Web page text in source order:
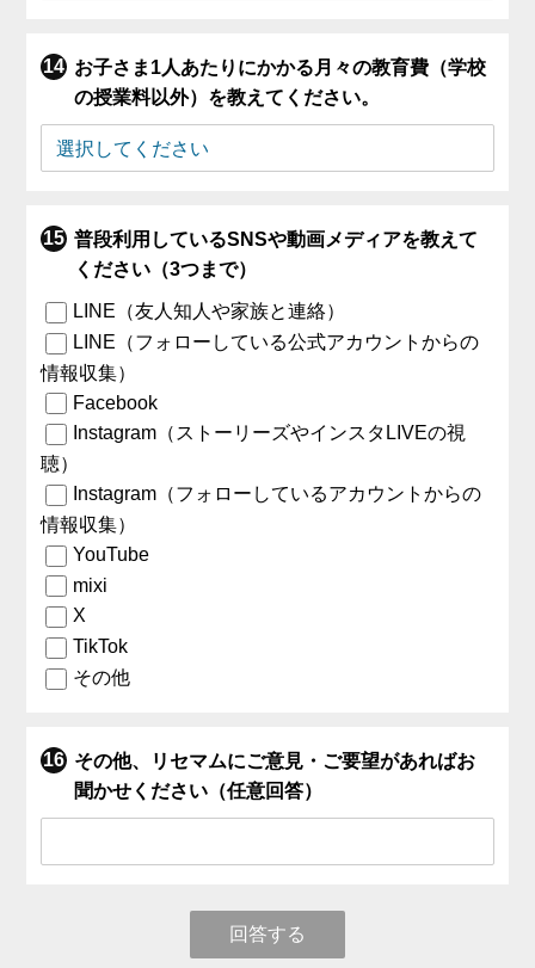
お子さま1人あたりにかかる月々の教育費（学校
の授業料以外）を教えてください。
普段利用しているSNSや動画メディアを教えて
ください（3つまで）
LINE（友人知人や家族と連絡）
LINE（フォローしている公式アカウントからの
情報収集）
Facebook
Instagram（ストーリーズやインスタLIVEの視
聴）
Instagram（フォローしているアカウントからの
情報収集）
YouTube
mixi
X
TikTok
その他
その他、リセマムにご意見・ご要望があればお
聞かせください（任意回答）
回答する